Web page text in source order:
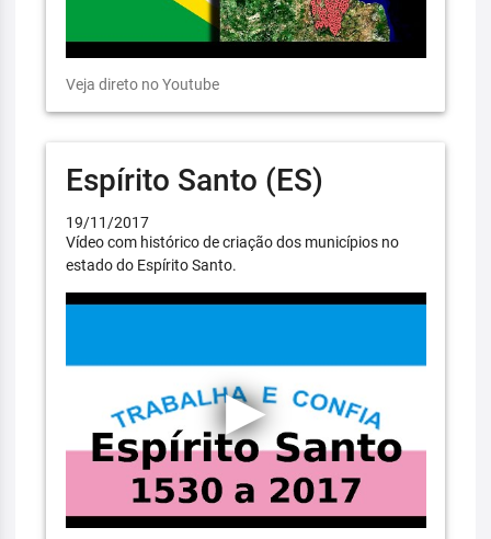
Veja direto no Youtube
Espírito Santo (ES)
19/11/2017
Vídeo com histórico de criação dos municípios no
estado do Espírito Santo.